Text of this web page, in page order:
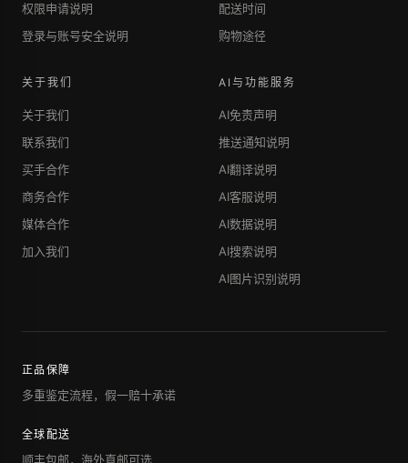
权限申请说明
登录与账号安全说明
配送时间
购物途径
关于我们
关于我们
联系我们
买手合作
商务合作
媒体合作
加入我们
AI与功能服务
AI免责声明
推送通知说明
AI翻译说明
AI客服说明
AI数据说明
AI搜索说明
AI图片识别说明
正品保障
多重鉴定流程，假一赔十承诺
全球配送
顺丰包邮，海外直邮可选